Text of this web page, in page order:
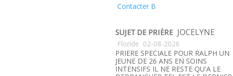
Contacter B
SUJET DE PRIÈRE JOCELYNE
Floride 02-08-2026
PRIERE SPECIALE POUR RALPH UN
JEUNE DE 26 ANS EN SOINS
INTENSIFS IL NE RESTE QU'A LE